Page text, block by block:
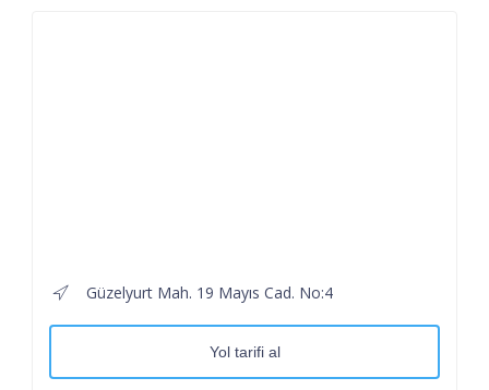
Güzelyurt Mah. 19 Mayıs Cad. No:4
Yol tarifi al